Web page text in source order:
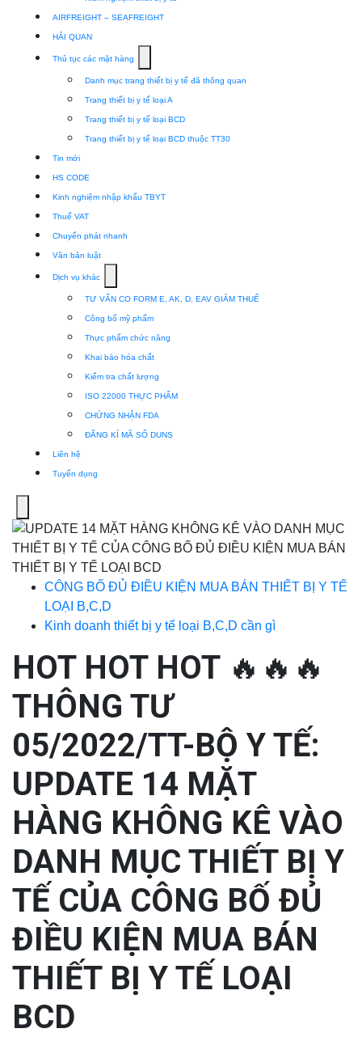
xuất
AIRFREIGHT – SEAFREIGHT
HẢI QUAN
Thủ tục các mặt hàng
submenu
for
Thủ
tục
hàng
Danh mục trang thiết bị y tế đã thông quan
Trang thiết bị y tế loại A
Trang thiết bị y tế loại BCD
Trang thiết bị y tế loại BCD thuộc TT30
Tin mới
HS CODE
Kinh nghiệm nhập khẩu TBYT
Thuế VAT
Chuyển phát nhanh
Văn bản luật
Dịch vụ khác
submenu
for
Dịch
vụ
khác
TƯ VẤN CO FORM E, AK, D, EAV GIẢM THUẾ
Công bố mỹ phẩm
Thực phẩm chức năng
Khai báo hóa chất
Kiểm tra chất lượng
ISO 22000 THỰC PHẨM
CHỨNG NHẬN FDA
ĐĂNG KÍ MÃ SỐ DUNS
Liên hệ
Tuyển dụng
CÔNG BỐ ĐỦ ĐIỀU KIỆN MUA BÁN THIẾT BỊ Y TẾ
LOẠI B,C,D
Kinh doanh thiết bị y tế loại B,C,D cần gì
HOT HOT HOT 🔥🔥🔥
THÔNG TƯ
05/2022/TT-BỘ Y TẾ:
UPDATE 14 MẶT
HÀNG KHÔNG KÊ VÀO
DANH MỤC THIẾT BỊ Y
TẾ CỦA CÔNG BỐ ĐỦ
ĐIỀU KIỆN MUA BÁN
THIẾT BỊ Y TẾ LOẠI
BCD